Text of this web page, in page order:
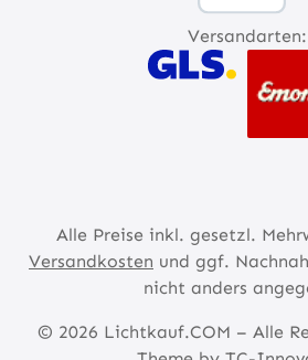
Versandarten:
Alle Preise inkl. gesetzl.
Versandkosten und ggf.
nicht anders
© 2026 Lichtkauf.COM – Alle